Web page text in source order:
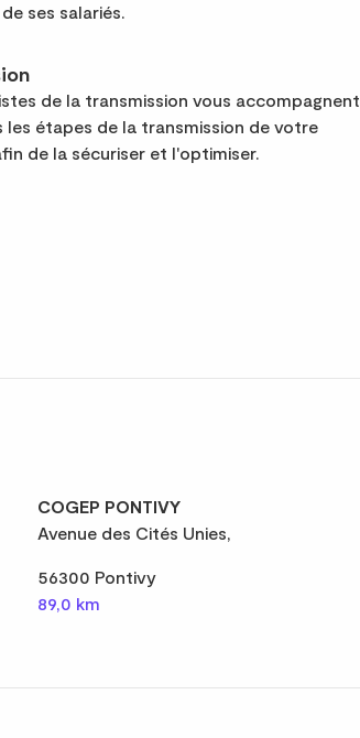
ses salariés.
de la transmission vous accompagnent
les étapes de la transmission de votre
de la sécuriser et l'optimiser.
COGEP PONTIVY
Avenue des Cités Unies,
56300 Pontivy
89,0 km